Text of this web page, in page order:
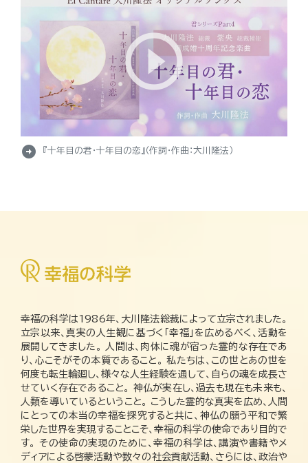
arrow_circle_right 『十年目の君・十年目の恋』（作詞・作曲：大川隆法）
幸福の科学は1986年、大川隆法総裁によって立宗されました。
立宗以来、真実の人生観に基づく「幸福」を広めるべく、活動を
展開してきました。 人間は、肉体に魂が宿った霊的な存在であ
り、心こそがその本質であること。 私たちは、この世とあの世を
何度も転生輪廻し、様々な人生経験を通して、自らの魂を成長さ
せていく存在であること。 神仏が実在し、過去も現在も未来も、
人類を導いているということ。 こうした霊的な真実を広め、人間
にとっての本当の幸福を探究すると共に、神仏の願う平和で繁
栄した世界を実現することこそ、幸福の科学の使命であり目的で
す。 その使命の実現のために、幸福の科学は、講演や書籍やメ
ディアによる啓蒙活動や数々の社会貢献活動、さらには、政治や